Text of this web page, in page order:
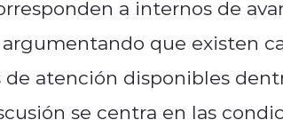
a internos de
que existen
de atención disponibles
se centra en las